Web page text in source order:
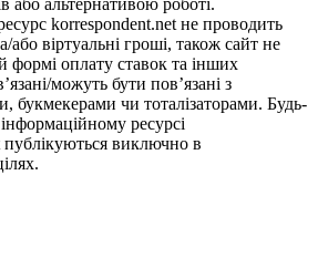
korrespondent.net не проводить
або віртуальні гроші, також сайт не
формі оплату ставок та інших
можуть бути пов’язані з
букмекерами чи тоталізаторами. Будь-
ресурсі
публікуються виключно в